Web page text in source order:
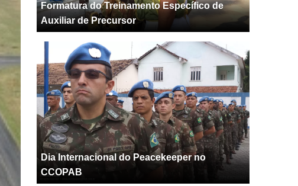
Formatura do Treinamento Específico de
Auxiliar de Precursor
Dia Internacional do Peacekeeper no
CCOPAB